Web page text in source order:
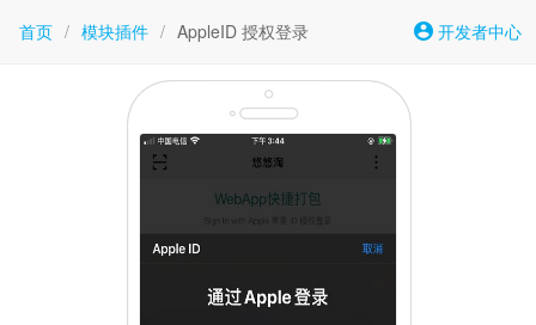
首页 / 模块插件 / AppleID 授权登录 开发者中心